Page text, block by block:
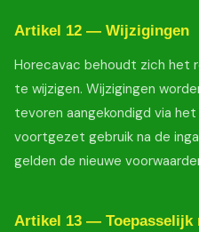
Artikel 12 — Wijzigingen
Horecavac behoudt zich het
te wijzigen. Wijzigingen
tevoren aangekondigd via
voortgezet gebruik na de
gelden de nieuwe
Artikel 13 — Toepasselijk